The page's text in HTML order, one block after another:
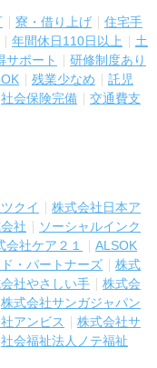
寮・借り上げ
住宅手
年間休日110日以上
土
サポート
研修制度あり
残業少なめ
託児
社会保険完備
交通費支
クイ
株式会社日本ア
社
ソーシャルインク
会社ケア２１
ALSOK
・パートナーズ
株式
社やさしい手
株式会
株式会社サンガジャパン
アンビス
株式会社サ
社会福祉法人ノテ福祉